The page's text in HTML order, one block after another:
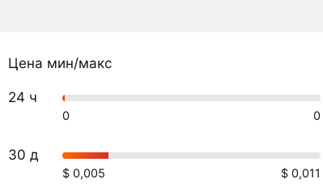
Цена мин/макс
24 ч
0 0
30 д
$ 0,005 $ 0,011